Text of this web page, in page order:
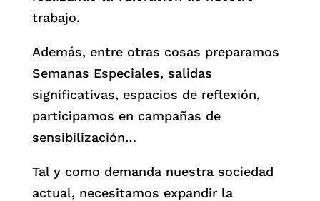
trabajo.
Además, entre otras cosas preparamos
Semanas Especiales, salidas
significativas, espacios de reflexión,
participamos en campañas de
sensibilización…
Tal y como demanda nuestra sociedad
actual, necesitamos expandir la